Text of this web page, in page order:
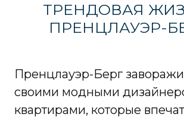
ТРЕНДОВАЯ
ПРЕНЦЛАУЭР-
Пренцлауэр-Берг
своими модными
квартирами, которые